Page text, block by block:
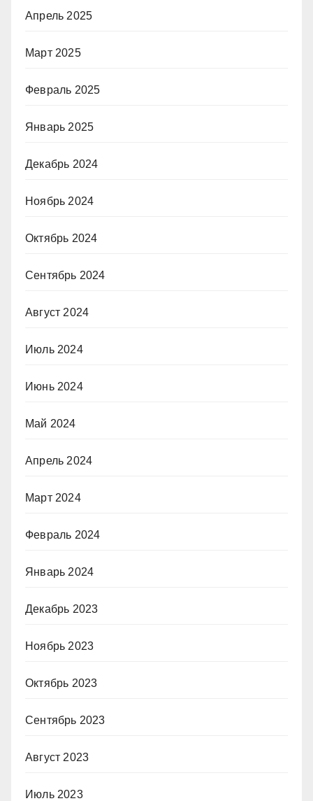
Апрель 2025
Март 2025
Февраль 2025
Январь 2025
Декабрь 2024
Ноябрь 2024
Октябрь 2024
Сентябрь 2024
Август 2024
Июль 2024
Июнь 2024
Май 2024
Апрель 2024
Март 2024
Февраль 2024
Январь 2024
Декабрь 2023
Ноябрь 2023
Октябрь 2023
Сентябрь 2023
Август 2023
Июль 2023